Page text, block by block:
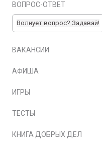
ВОПРОС-ОТВЕТ
Волнует вопрос? Задавай!
ВАКАНСИИ
АФИША
ИГРЫ
ТЕСТЫ
КНИГА ДОБРЫХ ДЕЛ